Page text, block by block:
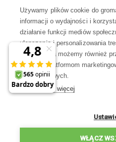
Wszystko o zakupach
Kontakt
Skontaktuj się z Nami
Pon-Pt
WSZYSTKIE KONTAKTY
Używamy plików cookie do
informacji o wydajności i
działanie funkcji mediów
ulepszania i personalizowania
użytkownika możemy również
osobowe platformom
marketingowych.
Dowiedz się więcej
WŁĄCZ